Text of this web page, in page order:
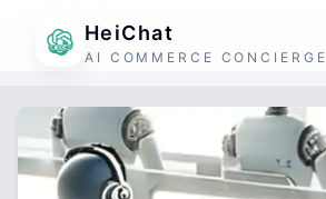
HeiChat
AI COMMERCE CONCIERGE